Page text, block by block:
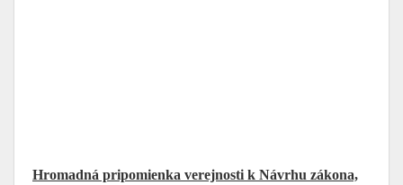
Hromadná pripomienka verejnosti k Návrhu zákona,